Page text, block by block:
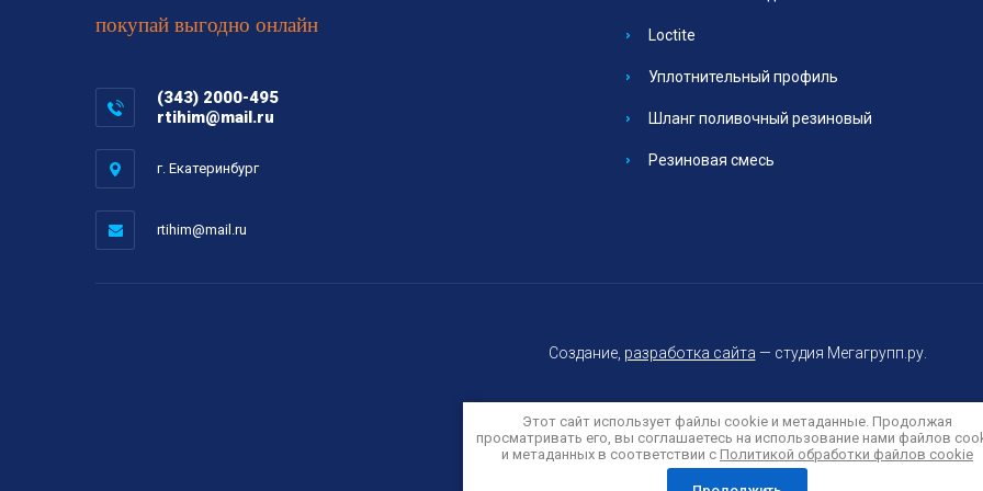
покупай выгодно онлайн
(343) 2000-495
rtihim@mail.ru
г. Екатеринбург
rtihim@mail.ru
Loctite
Уплотнительный профиль
Шланг поливочный резиновый
Резиновая смесь
Создание, разработка сайта — студия Мегагрупп.ру.
Политика конфиденциальности
Этот сайт использует файлы cookie и метаданные. Продолжая
просматривать его, вы соглашаетесь на использование нами файлов
и метаданных в соответствии с Политикой обработки файлов cookie